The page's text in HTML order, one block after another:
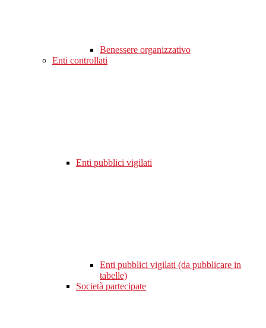
Benessere organizzativo
Enti controllati
Enti pubblici vigilati
Enti pubblici vigilati (da pubblicare in
tabelle)
Società partecipate